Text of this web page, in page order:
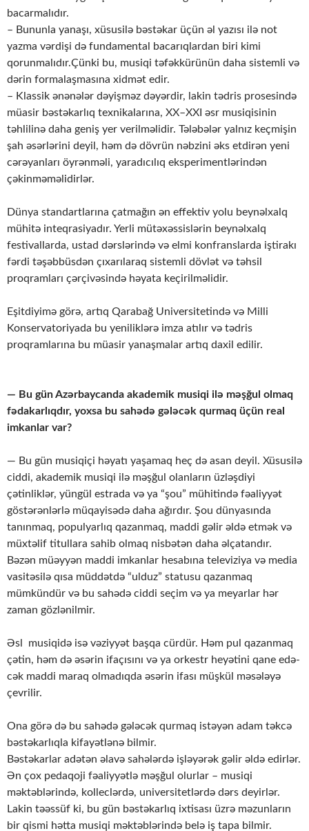
bacarmalıdır.
– Bununla yanaşı, xüsusilə bəstəkar üçün əl yazısı ilə not
yazma vərdişi də fundamental bacarıqlardan biri kimi
qorunmalıdır.Çünki bu, musiqi təfəkkürünün daha sistemli və
dərin formalaşmasına xidmət edir.
– Klassik ənənələr dəyişməz dəyərdir, lakin tədris prosesində
müasir bəstəkarlıq texnikalarına, XX–XXI əsr musiqisinin
təhlilinə daha geniş yer verilməlidir. Tələbələr yalnız keçmişin
şah əsərlərini deyil, həm də dövrün nəbzini əks etdirən yeni
cərəyanları öyrənməli, yaradıcılıq eksperimentlərindən
çəkinməməlidirlər.
Dünya standartlarına çatmağın ən effektiv yolu beynəlxalq
mühitə inteqrasiyadır. Yerli mütəxəssislərin beynəlxalq
festivallarda, ustad dərslərində və elmi konfranslarda iştirakı
fərdi təşəbbüsdən çıxarılaraq sistemli dövlət və təhsil
proqramları çərçivəsində həyata keçirilməlidir.
Eşitdiyimə görə, artıq Qarabağ Universitetində və Milli
Konservatoriyada bu yeniliklərə imza atılır və tədris
proqramlarına bu müasir yanaşmalar artıq daxil edilir.
— Bu gün Azərbaycanda akademik musiqi ilə məşğul olmaq
fədakarlıqdır, yoxsa bu sahədə gələcək qurmaq üçün real
imkanlar var?
— Bu gün musiqiçi həyatı yaşamaq heç də asan deyil. Xüsusilə
ciddi, akademik musiqi ilə məşğul olanların üzləşdiyi
çətinliklər, yüngül estrada və ya “şou” mühitində fəaliyyət
göstərənlərlə müqayisədə daha ağırdır. Şou dünyasında
tanınmaq, populyarlıq qazanmaq, maddi gəlir əldə etmək və
müxtəlif titullara sahib olmaq nisbətən daha əlçatandır.
Bəzən müəyyən maddi imkanlar hesabına televiziya və media
vasitəsilə qısa müddətdə “ulduz” statusu qazanmaq
mümkündür və bu sahədə ciddi seçim və ya meyarlar hər
zaman gözlənilmir.
Əsl mu­si­qi­də isə və­ziy­yət baş­qa cür­dür. Həm pul qa­zanmaq
çətin, həm də əsə­rin ifa­çı­sı­nı və ya or­kestr he­yə­ti­ni qa­ne edə­
cək mad­di ma­raq ol­ma­dıq­da əsə­rin ifa­sı müş­kül mə­sə­lə­yə
çev­ri­lir.
Ona görə də bu sahədə gələcək qurmaq istəyən adam təkcə
bəstəkarlıqla kifayətlənə bilmir.
Bəstəkarlar adətən əlavə sahələrdə işləyərək gəlir əldə edirlər.
Ən çox pedaqoji fəaliyyətlə məşğul olurlar – musiqi
məktəblərində, kolleclərdə, universitetlərdə dərs deyirlər.
Lakin təəssüf ki, bu gün bəstəkarlıq ixtisası üzrə məzunların
bir qismi hətta musiqi məktəblərində belə iş tapa bilmir.